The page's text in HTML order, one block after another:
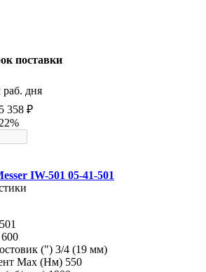
поставки
раб. дня
358 ₽
IW-501 05-41-501
600
(") 3/4 (19 мм)
Max (Нм) 550